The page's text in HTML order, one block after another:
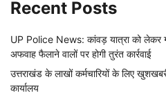
Recent Posts
UP Police News: कांवड़ यात्रा को लेकर
अफवाह फैलाने वालों पर होगी तुरंत कार्रवाई
उत्तराखंड के लाखों कर्मचारियों के लिए
कार्यालय